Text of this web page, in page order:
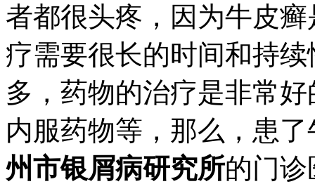
者都很头疼，因为牛皮
疗需要很长的时间和持
多，药物的治疗是非常
内服药物等，那么，患
州市银屑病研究所的门